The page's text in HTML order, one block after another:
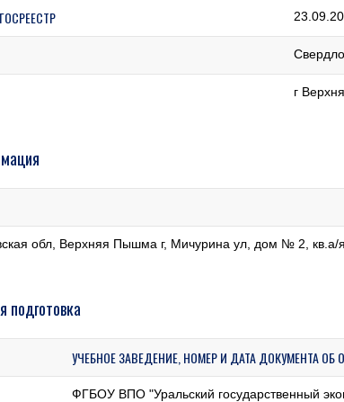
г
обл, Верхняя Пышма г, Мичурина ул, дом № 2, кв.а/
подготовка
УЧЕБНОЕ ЗАВЕДЕНИЕ, НОМЕР И ДАТА ДОКУМЕНТА
ФГБОУ ВПО "Уральский государственный